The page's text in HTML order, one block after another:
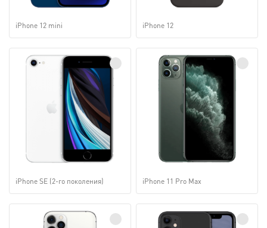
iPhone 12 mini iPhone 12
iPhone SE (2-го поколения) iPhone 11 Pro Max